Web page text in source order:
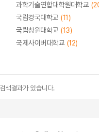
과학기술연합대학원대학교
국립경국대학교 (11)
국립창원대학교 (13)
국제사이버대학교 (12)
색결과가 있습니다.